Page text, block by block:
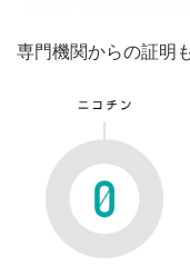
専門機関からの証明